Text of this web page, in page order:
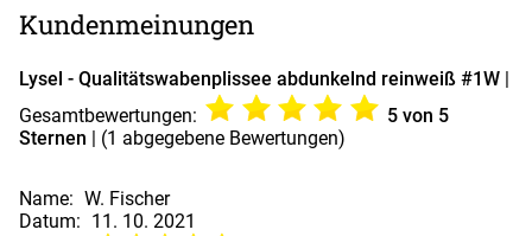
Kundenmeinungen
Lysel - Qualitätswabenplissee abdunkelnd reinweiß #1W |
Gesamtbewertungen:
5von 5
Sternen | (1 abgegebene Bewertungen)
Name: W. Fischer
Datum: 11. 10. 2021